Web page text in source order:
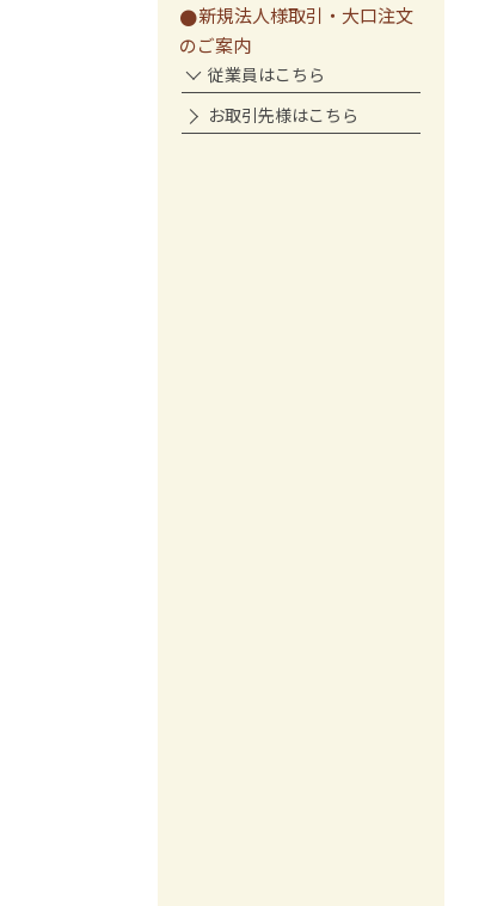
新規法人様取引・大口注文
のご案内
従業員はこちら
お取引先様はこちら